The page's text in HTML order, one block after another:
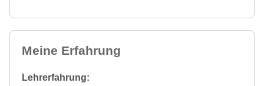
Meine Erfahrung
Lehrerfahrung: